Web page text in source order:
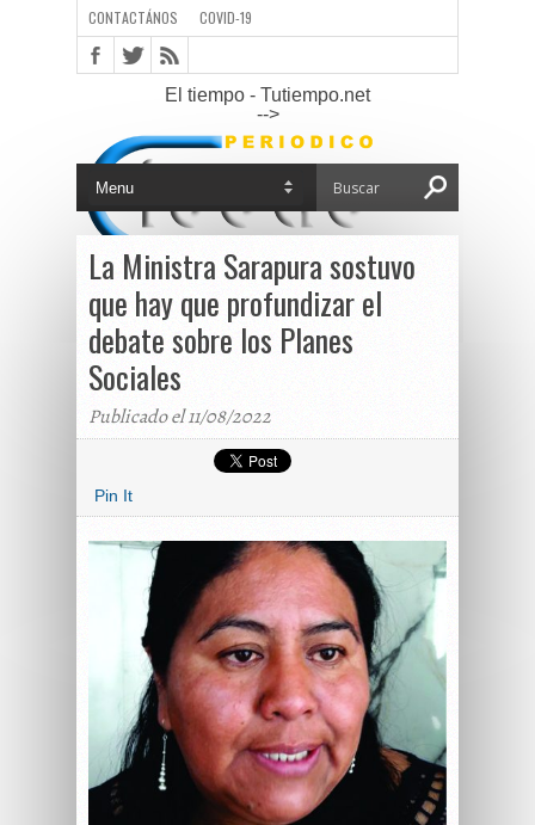
CONTACTÁNOS COVID-19
El tiempo - Tutiempo.net
-->
La Ministra Sarapura sostuvo
que hay que profundizar el
debate sobre los Planes
Sociales
Publicado el 11/08/2022
Pin It